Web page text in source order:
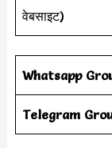
वेबसाइट)
Whatsapp
Telegram